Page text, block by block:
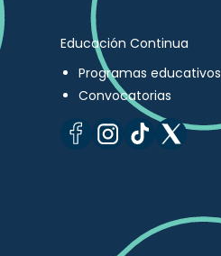
Educación Continua
Programas educativos
Convocatorias